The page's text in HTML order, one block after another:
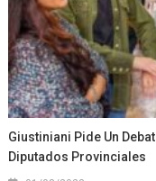
Giustiniani Pide Un
Diputados Provinciales